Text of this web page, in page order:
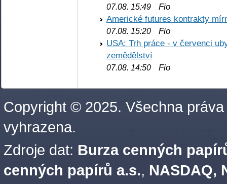
07.08. 15:49 Fio
Americké futures kontrakty
07.08. 15:20 Fio
USA: Trh práce - v červenci
zemědělství
07.08. 14:50 Fio
Copyright © 2025. Všechna práva
vyhrazena.
Zdroje dat: Burza cenných
cenných papírů a.s., NASDAQ,